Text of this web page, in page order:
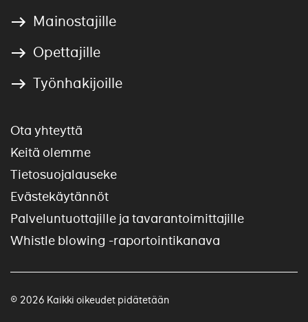
Mainostajille
Opettajille
Työnhakijoille
Ota yhteyttä
Keitä olemme
Tietosuojalauseke
Evästekäytännöt
Palveluntuottajille ja tavarantoimittajille
Whistle blowing -raportointikanava
© 2026 Kaikki oikeudet pidätetään